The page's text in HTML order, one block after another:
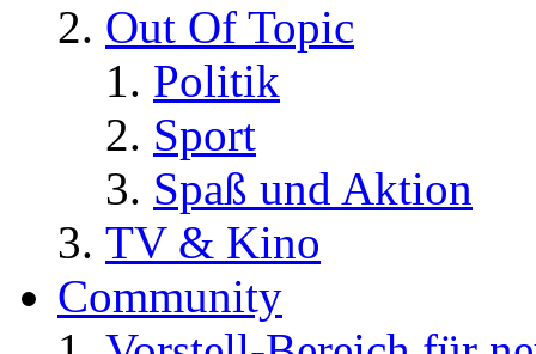
Out Of Topic
Politik
Sport
Spaß und Aktion
TV & Kino
Community